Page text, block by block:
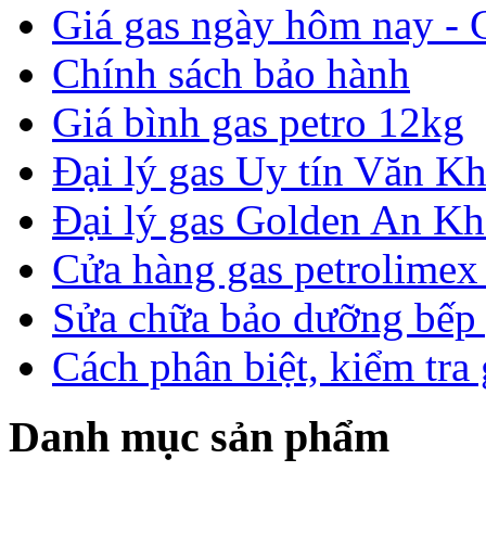
Giá gas ngày hôm nay -
Chính sách bảo hành
Giá bình gas petro 12kg
Đại lý gas Uy tín Văn
Đại lý gas Golden An
Cửa hàng gas
Sửa chữa bảo dưỡng
Cách phân biệt, kiểm
Danh mục sản phẩm